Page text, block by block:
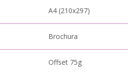
A4 (210x297)
Brochura
Offset 75g